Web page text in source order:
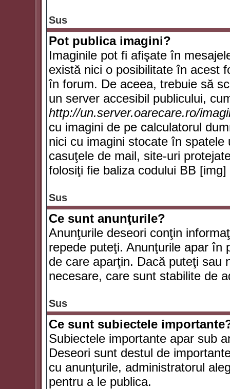
Sus
Pot publica imagini?
Imaginile pot fi afişate în
există nici o posibilitate în acest
în forum. De aceea, trebuie să
un server accesibil publicului,
http://un.server.oarecare.ro/
cu imagini de pe calculatorul
nici cu imagini stocate în
casuţele de mail, site-uri
folosiţi fie baliza codului BB
Sus
Ce sunt anunţurile?
Anunţurile deseori conţin
repede puteţi. Anunţurile apar în
de care aparţin. Dacă puteţi sau
necesare, care sunt stabilite de
Sus
Ce sunt subiectele
Subiectele importante apar sub
Deseori sunt destul de
cu anunţurile, administratorul
pentru a le publica.